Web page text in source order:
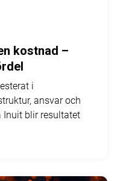
kostnad –
i
ansvar och
Inuit blir resultatet